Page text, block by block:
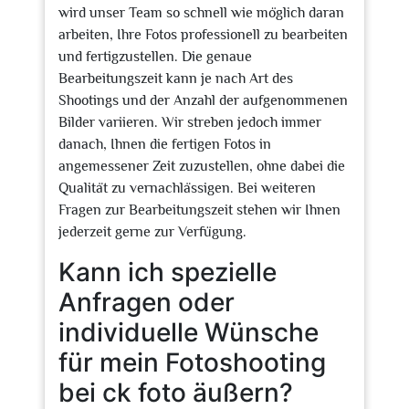
wird unser Team so schnell wie möglich daran
arbeiten, Ihre Fotos professionell zu bearbeiten
und fertigzustellen. Die genaue
Bearbeitungszeit kann je nach Art des
Shootings und der Anzahl der aufgenommenen
Bilder variieren. Wir streben jedoch immer
danach, Ihnen die fertigen Fotos in
angemessener Zeit zuzustellen, ohne dabei die
Qualität zu vernachlässigen. Bei weiteren
Fragen zur Bearbeitungszeit stehen wir Ihnen
jederzeit gerne zur Verfügung.
Kann ich spezielle
Anfragen oder
individuelle Wünsche
für mein Fotoshooting
bei ck foto äußern?